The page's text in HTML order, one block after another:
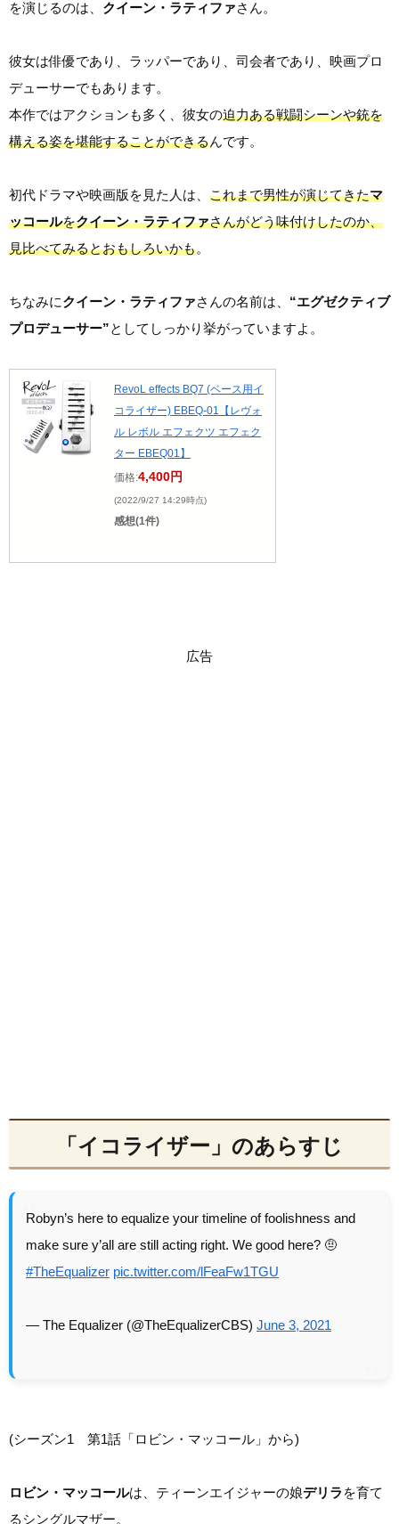
を演じるのは、 クイーン・ラティファさん。
彼女は俳優であり、ラッパーであり、司会者であり、映画プロ
デューサーでもあります。
本作ではアクションも多く、彼女の迫力ある戦闘シーンや銃を
構える姿を堪能することができるんです。
初代ドラマや映画版を見た人は、 これまで男性が演じてきたマ
ッコールをクイーン・ラティファさんがどう味付けしたのか、
見比べてみるとおもしろいかも。
ちなみにクイーン・ラティファさんの名前は、 “エグゼクティブ
プロデューサー”としてしっかり挙がっていますよ。
RevoL effects BQ7 (ベース用イ
コライザー) EBEQ-01【レヴォ
ル レボル エフェクツ エフェク
ター EBEQ01】
価格:4,400円
(2022/9/27 14:29時点)
感想(1件)
広告
「イコライザー」のあらすじ
Robyn’s here to equalize your timeline of foolishness and
make sure y’all are still acting right. We good here? 🤨
#TheEqualizer pic.twitter.com/lFeaFw1TGU
— The Equalizer (@TheEqualizerCBS) June 3, 2021
(シーズン1 第1話「ロビン・マッコール」から)
ロビン・マッコールは、ティーンエイジャーの娘デリラを育て
るシングルマザー。